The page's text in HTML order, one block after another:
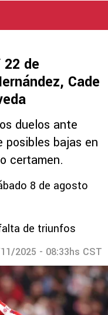
22 de
Cade
duelos ante
posibles bajas en
certamen.
8 de agosto
de triunfos
2025 - 08:33hs CST